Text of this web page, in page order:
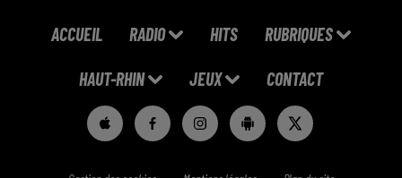
ACCUEIL RADIO HITS RUBRIQUES
HAUT-RHIN JEUX CONTACT